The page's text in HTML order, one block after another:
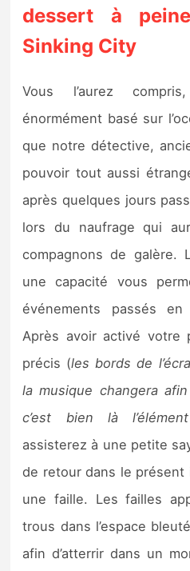
dessert à
Sinking City
Vous l’aurez compris,
énormément basé sur
que notre détective,
pouvoir tout aussi
après quelques jours
lors du naufrage qui
compagnons de galère.
une capacité vous
événements passés
Après avoir activé votre
précis (les bords de
la musique changera
c’est bien là
assisterez à une petite
de retour dans le
une faille. Les failles
trous dans l’espace
afin d’atterrir dans un